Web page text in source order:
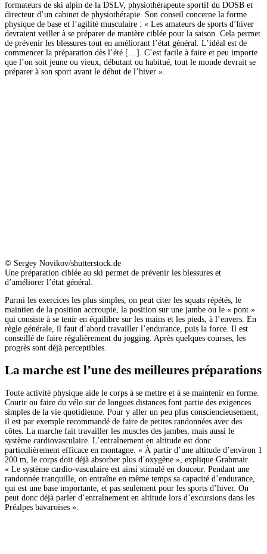
formateurs de ski alpin de la DSLV, physiothérapeute sportif du DOSB et
directeur d’un cabinet de physiothérapie. Son conseil concerne la forme
physique de base et l’agilité musculaire : « Les amateurs de sports d’hiver
devraient veiller à se préparer de manière ciblée pour la saison. Cela permet
de prévenir les blessures tout en améliorant l’état général. L’idéal est de
commencer la préparation dès l’été […]. C’est facile à faire et peu importe
que l’on soit jeune ou vieux, débutant ou habitué, tout le monde devrait se
préparer à son sport avant le début de l’hiver ».
© Sergey Novikov/shutterstock.de
Une préparation ciblée au ski permet de prévenir les blessures et
d’améliorer l’état général.
Parmi les exercices les plus simples, on peut citer les squats répétés, le
maintien de la position accroupie, la position sur une jambe ou le « pont »
qui consiste à se tenir en équilibre sur les mains et les pieds, à l’envers. En
règle générale, il faut d’abord travailler l’endurance, puis la force. Il est
conseillé de faire régulièrement du jogging. Après quelques courses, les
progrès sont déjà perceptibles.
La marche est l’une des meilleures préparations
Toute activité physique aide le corps à se mettre et à se maintenir en forme.
Courir ou faire du vélo sur de longues distances font partie des exigences
simples de la vie quotidienne. Pour y aller un peu plus consciencieusement,
il est par exemple recommandé de faire de petites randonnées avec des
côtes. La marche fait travailler les muscles des jambes, mais aussi le
système cardiovasculaire. L’entraînement en altitude est donc
particulièrement efficace en montagne. « À partir d’une altitude d’environ 1
200 m, le corps doit déjà absorber plus d’oxygène », explique Grabmair.
« Le système cardio-vasculaire est ainsi stimulé en douceur. Pendant une
randonnée tranquille, on entraîne en même temps sa capacité d’endurance,
qui est une base importante, et pas seulement pour les sports d’hiver. On
peut donc déjà parler d’entraînement en altitude lors d’excursions dans les
Préalpes bavaroises ».